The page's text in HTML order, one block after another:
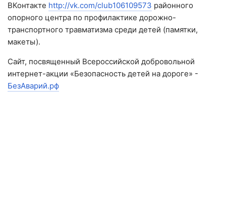
ВКонтакте http://vk.com/club106109573 районного
опорного центра по профилактике дорожно-
транспортного травматизма среди детей (памятки,
макеты).
Сайт, посвященный Всероссийской добровольной
интернет-акции «Безопасность детей на дороге» -
БезАварий.рф